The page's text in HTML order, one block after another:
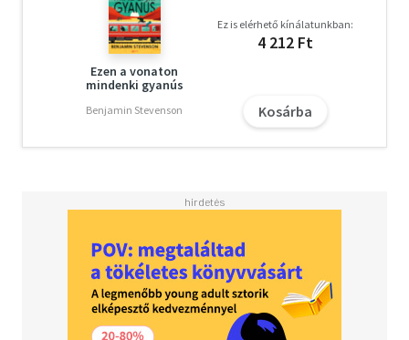
elfoglaltságot ezen a gyönyörű szigeten, ahol csodával
határos módon mindig sikerül emberi és nem emberi
állatseregletüket újabb, egyre érdekesebb példányokkal
gyarapítani...
Gerald Durrellt régen szívébe zárta a magyar közönség.
Állati és emberi csudabogarainak ez az immár klasszikus
foglalata, a Családom és egyéb állatfajták, ezúttal új
Ezen a vonaton
mindenki gyanús
Benjamin Stevenson
Ez is elérhető kínálatunkban:
4 212 Ft
Kosárba